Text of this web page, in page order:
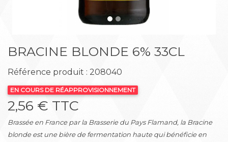
BRACINE BLONDE 6% 33CL
Référence produit : 208040
EN COURS DE RÉAPPROVISIONNEMENT
2,56 € TTC
Brassée en France par la Brasserie du Pays Flamand, la Bracine
blonde est une bière de fermentation haute qui bénéficie en